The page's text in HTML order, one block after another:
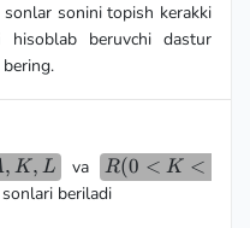
sonlar sonini topish kerakki
hisoblab beruvchi dastur
, K, L va
R (0
< K
R(0 < K <
sonlari beriladi